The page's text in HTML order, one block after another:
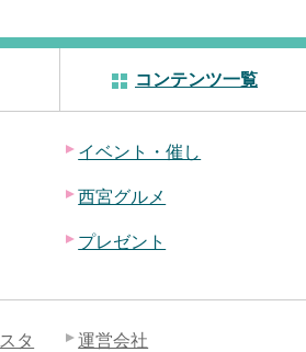
コンテンツ一覧
イベント・催し
西宮グルメ
プレゼント
タ 運営会社